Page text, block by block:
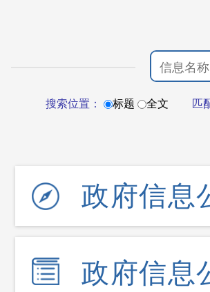
搜索位置： 标题 全文 匹
政府信
政府信息